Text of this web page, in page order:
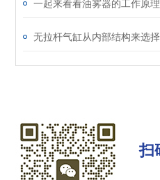
无拉杆气缸从内部结构来选择
扫